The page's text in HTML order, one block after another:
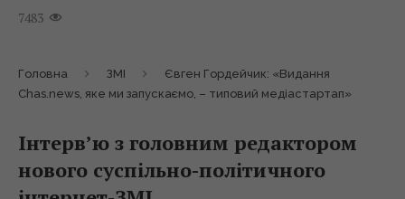
7483
Головна ЗМІ
Євген Гордейчик: «Видання
Chas.news, яке ми запускаємо, – типовий медіастартап»
Інтерв’ю з головним редактором
нового суспільно-політичного